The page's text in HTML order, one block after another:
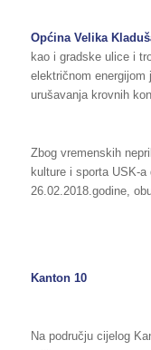
Općina Velika
kao i gradske ulice i
električnom energijom
urušavanja krovnih
Zbog vremenskih
kulture i sporta USK-
26.02.2018.godine,
Kanton 10
Na području cijelog